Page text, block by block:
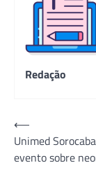
Redação
Navegação
de
Post
⟵
Unimed
evento sobre